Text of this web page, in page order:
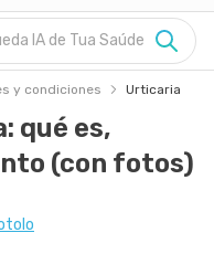
IA de Tua Saúde
y condiciones Urticaria
qué es,
(con fotos)